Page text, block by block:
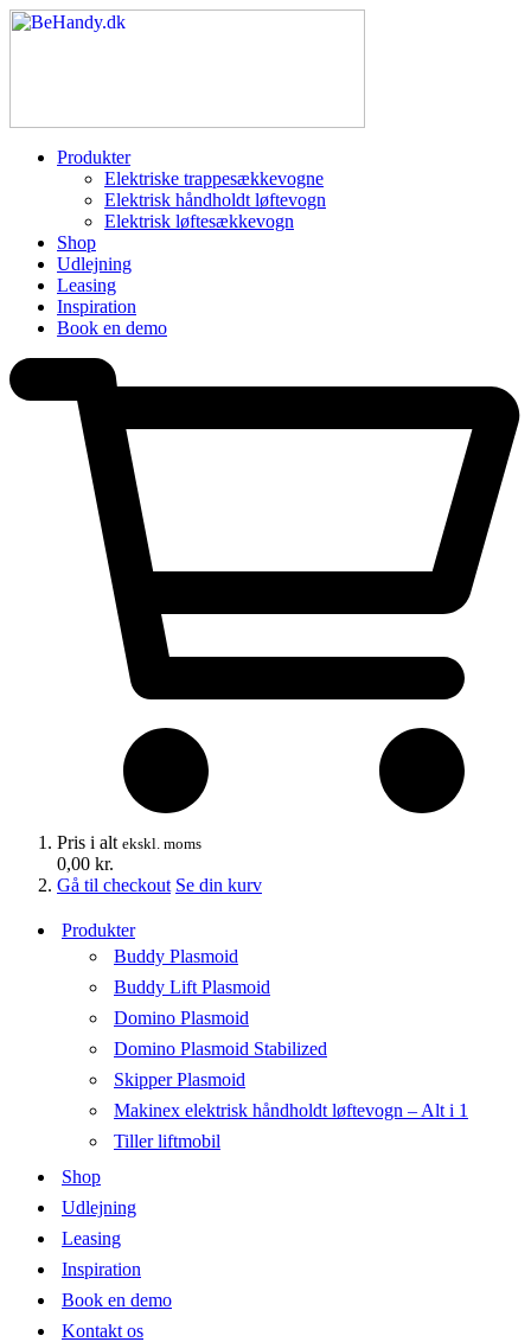
Produkter
Elektriske trappesækkevogne
Elektrisk håndholdt løftevogn
Elektrisk løftesækkevogn
Shop
Udlejning
Leasing
Inspiration
Book en demo
Pris i alt ekskl. moms
0,00 kr.
Gå til checkout Se din kurv
Produkter
Buddy Plasmoid
Buddy Lift Plasmoid
Domino Plasmoid
Domino Plasmoid Stabilized
Skipper Plasmoid
Makinex elektrisk håndholdt løftevogn – Alt i 1
Tiller liftmobil
Shop
Udlejning
Leasing
Inspiration
Book en demo
Kontakt os